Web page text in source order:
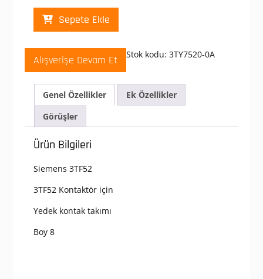
Sıemens
3TF52
Ana
Kontak
Takımı
Serisi
İçin
Yedek
Kontak
Takımları
Sepete Ekle
Alışverişe Devam Et Stok kodu: 3TY7520-0A
Genel Özellikler
Ek Özellikler
Görüşler
Ürün Bilgileri
Siemens 3TF52
3TF52 Kontaktör için
Yedek kontak takımı
Boy 8